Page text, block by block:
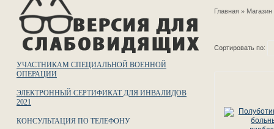
УЧАСТНИКАМ СПЕЦИАЛЬНОЙ ВОЕННОЙ
ОПЕРАЦИИ
ЭЛЕКТРОННЫЙ СЕРТИФИКАТ ДЛЯ ИНВАЛИДОВ
2021
КОНСУЛЬТАЦИЯ ПО ТЕЛЕФОНУ
Главная »
Сортировать по: